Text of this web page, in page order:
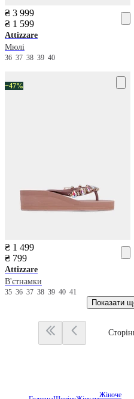
₴ 3 999
₴ 1 599
Attizzare
Мюлі
36 37 38 39 40
−47%
₴ 1 499
₴ 799
Attizzare
В'єтнамки
35 36 37 38 39 40 41
Показати
Жіноче